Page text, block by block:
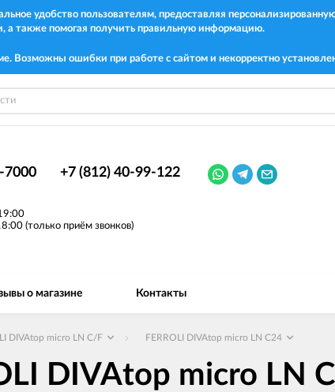
удобство пользователям, предоставляя
а также помогая получить правильную информацию.
Возможны ошибки при работе с сайтом и некорректно
7000 +7 (812) 40-99-122
(только приём звонков)
о магазине Контакты
DIVAtop micro LN C/F FERROLI DIVAtop micro LN C24
DIVAtop micro LN